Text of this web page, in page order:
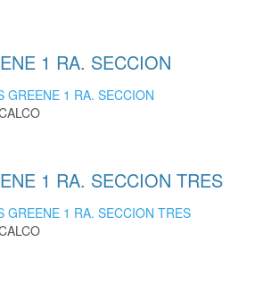
1 RA. SECCION
GREENE 1 RA. SECCION
1 RA. SECCION TRES
GREENE 1 RA. SECCION TRES